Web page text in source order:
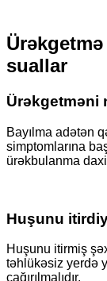
suallar
Ürəkgetməni
Bayılma adətən
simptomlarına
ürəkbulanma
Huşunu
Huşunu itirmiş
təhlükəsiz yerdə
çağırılmalıdır.